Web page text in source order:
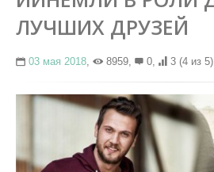
ЛУЧШИХ ДРУЗЕЙ
03 мая 2018, 8959, 0, 3 (4 из 5)